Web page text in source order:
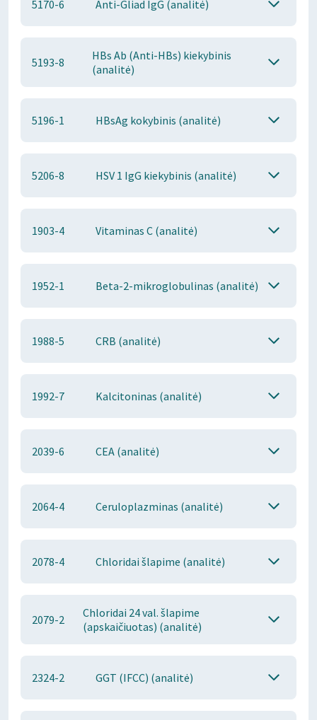
5170-6 Anti-Gliad IgG (analitė)
5193-8
HBs Ab (Anti-HBs) kiekybinis
(analitė)
5196-1 HBsAg kokybinis (analitė)
5206-8 HSV 1 IgG kiekybinis (analitė)
1903-4 Vitaminas C (analitė)
1952-1 Beta-2-mikroglobulinas (analitė)
1988-5 CRB (analitė)
1992-7 Kalcitoninas (analitė)
2039-6 CEA (analitė)
2064-4 Ceruloplazminas (analitė)
2078-4 Chloridai šlapime (analitė)
2079-2
Chloridai 24 val. šlapime
(apskaičiuotas) (analitė)
2324-2 GGT (IFCC) (analitė)